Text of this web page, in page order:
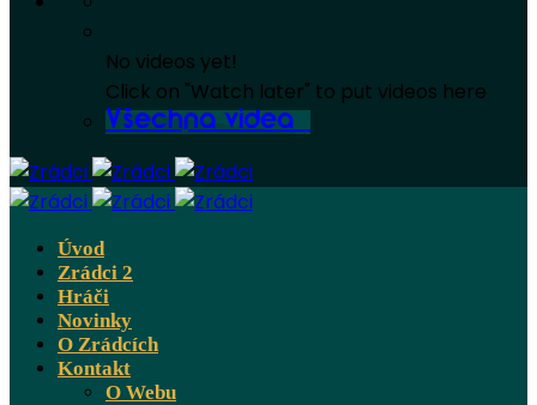
No videos yet!
Click on "Watch later" to put videos here
Všechna videa
Úvod
Zrádci 2
Hráči
Novinky
O Zrádcích
Kontakt
O Webu